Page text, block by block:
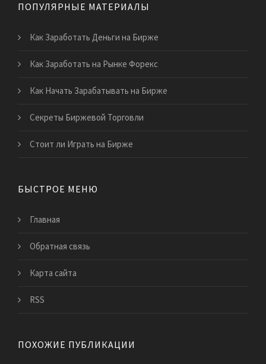
ПОПУЛЯРНЫЕ МАТЕРИАЛЫ
Как Заработать Деньги на Бирже
Как Заработать на Рынке Форекс
Как Начать Зарабатывать на Бирже
Секреты Биржевой Торговли
Стоит ли Играть на Бирже
БЫСТРОЕ МЕНЮ
Главная
Обратная связь
Карта сайта
RSS
ПОХОЖИЕ ПУБЛИКАЦИИ